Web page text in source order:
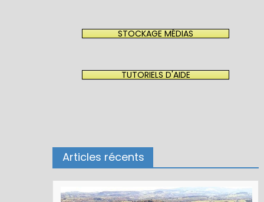
STOCKAGE MÉDIAS
TUTORIELS D'AIDE
Articles récents